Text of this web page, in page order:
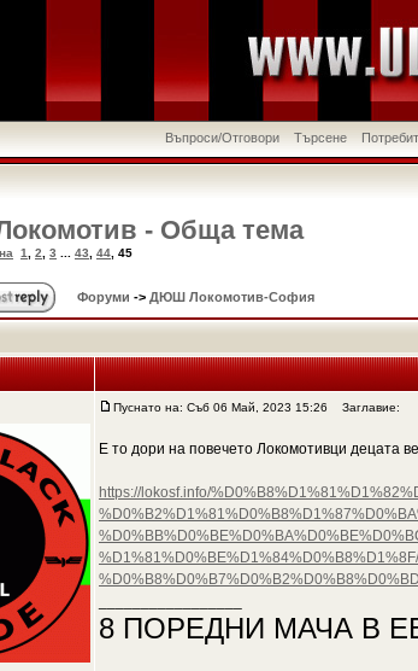
Въпроси/Отговори Търсене
- Обща тема
1 2 3 43 44 45
Форуми -> ДЮШ Локомотив-София
Пуснато на: Съб 06 Май, 2023 15:26 Заглавие:
Е то дори на повечето Локомотивци децата
https://lokosf.info/
8 ПОРЕДНИ МАЧА В